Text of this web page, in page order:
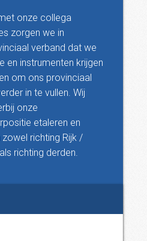
onze collega
zorgen we in
verband dat we
en instrumenten krijgen
om ons provinciaal
in te vullen. Wij
onze
etaleren en
zowel richting Rijk /
richting derden.